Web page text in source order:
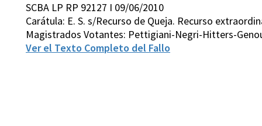
SCBA LP RP 92127 I 09/06/2010
Carátula: E. S. s/Recurso de Queja. Recurso
Magistrados Votantes: Pettigiani-Negri-Hitters-
Ver el Texto Completo del Fallo